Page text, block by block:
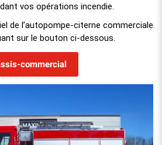
vos opérations incendie.
de l’autopompe-citerne commerciale
sur le bouton ci-dessous.
commercial